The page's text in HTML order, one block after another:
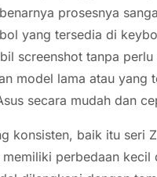
prosesnya
yang tersedia di
screenshot tanpa
model lama atau yang
secara mudah dan
konsisten, baik itu seri
perbedaan